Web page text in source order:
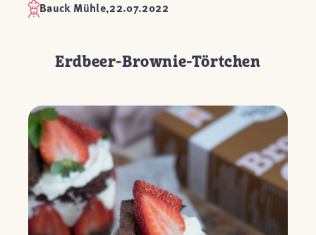
Bauck Mühle,22.07.2022
Erdbeer-Brownie-Törtchen